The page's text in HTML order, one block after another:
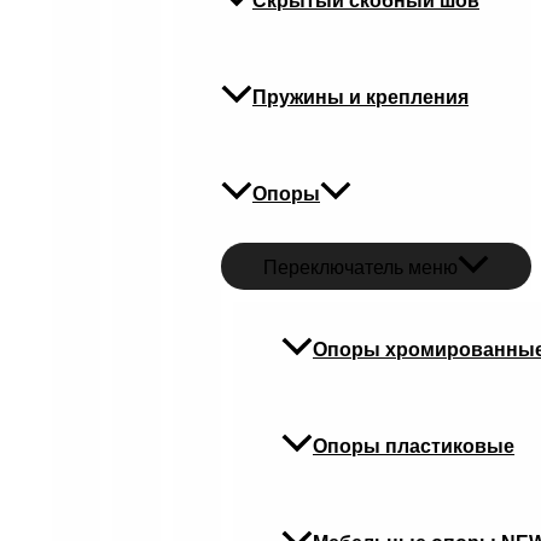
Пружины и крепления
Опоры
Переключатель меню
Опоры
Опоры пластиковые